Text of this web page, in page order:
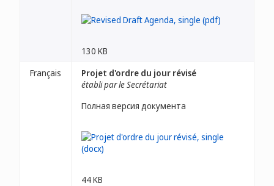
130 KB
Français
Projet d'ordre du jour révisé
établi par le Secrétariat
Полная версия документа
44 KB